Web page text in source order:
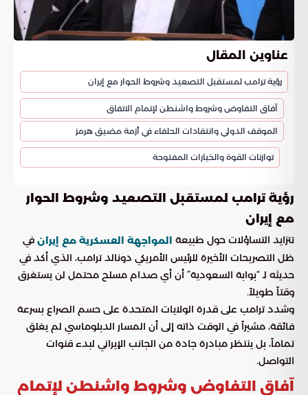
عناوين المقال
رؤية ترامب لمستقبل التصعيد وشروط الحوار مع إيران
آفاق التفاوض وشروط واشنطن لإتمام الاتفاق
الموقف الدولي وانتقادات الحلفاء في أزمة مضيق هرمز
توازنات القوة والخيارات المفتوحة
رؤية ترامب لمستقبل التصعيد وشروط الحوار
مع إيران
تتزايد التساؤلات حول طبيعة المواجهة العسكرية مع إيران في
ظل التصريحات الأخيرة للرئيس الأمريكي دونالد ترامب، الذي أكد في
حديثه لـ “بوابة السعودية” أن أي صدام مسلح محتمل لن يستغرق
وقتاً طويلاً.
وشدد ترامب على قدرة الولايات المتحدة على حسم الصراع بسرعة
فائقة، مشيراً في الوقت ذاته إلى أن المسار الدبلوماسي لم يغلق
تماماً، بل ينتظر مبادرة جادة من الجانب الإيراني لبدء قنوات
التواصل.
آفاق التفاوض وشروط واشنطن لإتمام